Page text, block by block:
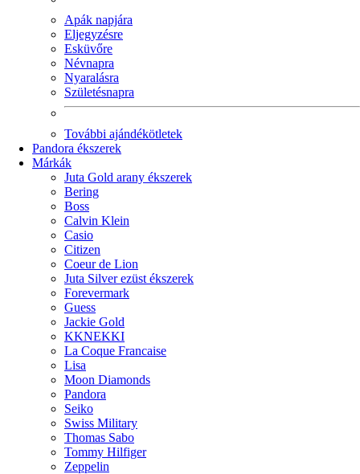
Apák napjára
Eljegyzésre
Esküvőre
Névnapra
Nyaralásra
Születésnapra
További ajándékötletek
Pandora ékszerek
Márkák
Juta Gold arany ékszerek
Bering
Boss
Calvin Klein
Casio
Citizen
Coeur de Lion
Juta Silver ezüst ékszerek
Forevermark
Guess
Jackie Gold
KKNEKKI
La Coque Francaise
Lisa
Moon Diamonds
Pandora
Seiko
Swiss Military
Thomas Sabo
Tommy Hilfiger
Zeppelin